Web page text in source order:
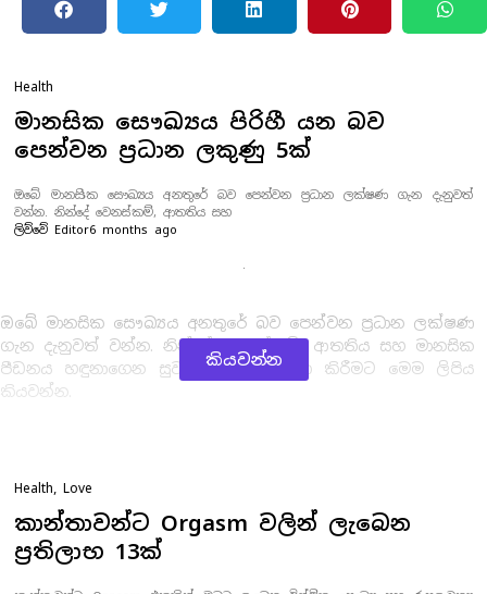
Health
මානසික සෞඛ්‍යය පිරිහී යන බව
පෙන්වන ප්‍රධාන ලකුණු 5ක්
ඔබේ මානසික සෞඛ්‍යය අනතුරේ බව පෙන්වන ප්‍රධාන ලක්ෂණ ගැන දැනුවත්
වන්න. නින්දේ වෙනස්කම්, ආතතිය සහ
ලිව්වේ Editor6 months ago
ඔබේ මානසික සෞඛ්‍යය අනතුරේ බව පෙන්වන ප්‍රධාන ලක්ෂණ
ගැන දැනුවත් වන්න. නින්දේ වෙනස්කම්, ආතතිය සහ මානසික
පීඩනය හඳුනාගෙන සුවපත් දිවියක් ගත කිරීමට මෙම ලිපිය
කියවන්න.
කියවන්න
Health,Love
කාන්තාවන්ට Orgasm වලින් ලැබෙන
ප්‍රතිලාභ 13ක්